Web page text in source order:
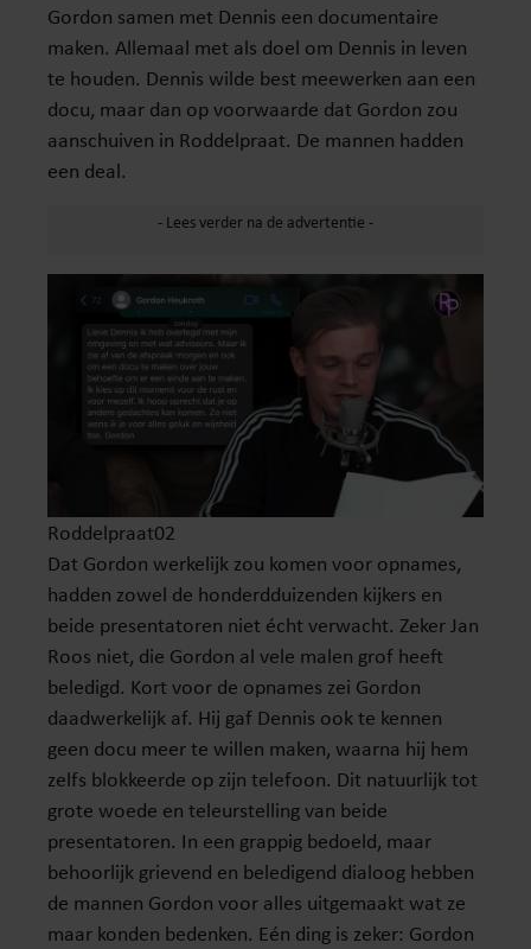
Gordon samen met Dennis een documentaire
maken. Allemaal met als doel om Dennis in leven
te houden. Dennis wilde best meewerken aan een
docu, maar dan op voorwaarde dat Gordon zou
aanschuiven in Roddelpraat. De mannen hadden
een deal.
Roddelpraat02
Dat Gordon werkelijk zou komen voor opnames,
hadden zowel de honderdduizenden kijkers en
beide presentatoren niet écht verwacht. Zeker Jan
Roos niet, die Gordon al vele malen grof heeft
beledigd. Kort voor de opnames zei Gordon
daadwerkelijk af. Hij gaf Dennis ook te kennen
geen docu meer te willen maken, waarna hij hem
zelfs blokkeerde op zijn telefoon. Dit natuurlijk tot
grote woede en teleurstelling van beide
presentatoren. In een grappig bedoeld, maar
behoorlijk grievend en beledigend dialoog hebben
de mannen Gordon voor alles uitgemaakt wat ze
maar konden bedenken. Eén ding is zeker: Gordon